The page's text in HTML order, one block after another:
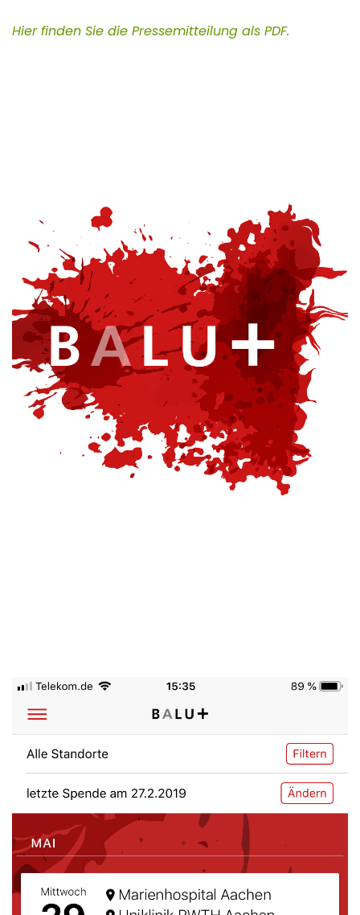
Hier finden Sie die Pressemitteilung als PDF.